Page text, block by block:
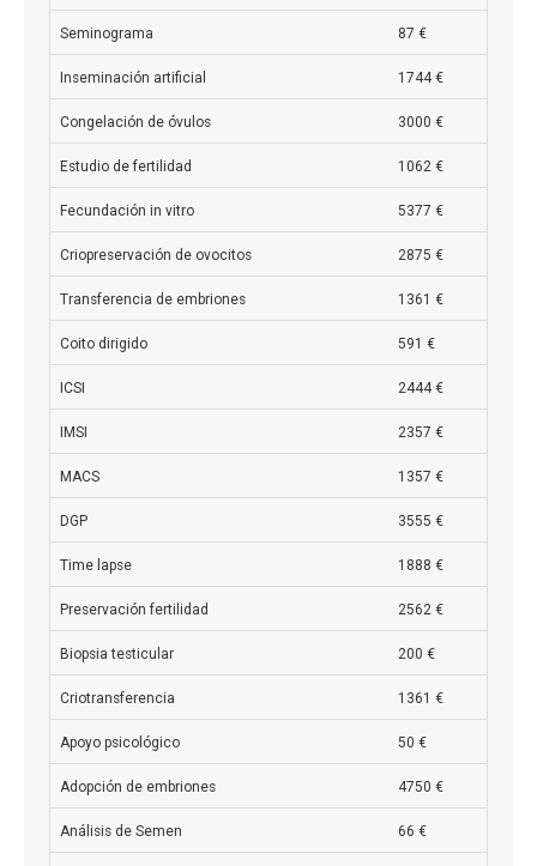
Seminograma 87 €
Inseminación artificial 1744 €
Congelación de óvulos 3000 €
Estudio de fertilidad 1062 €
Fecundación in vitro 5377 €
Criopreservación de ovocitos 2875 €
Transferencia de embriones 1361 €
Coito dirigido 591 €
ICSI 2444 €
IMSI 2357 €
MACS 1357 €
DGP 3555 €
Time lapse 1888 €
Preservación fertilidad 2562 €
Biopsia testicular 200 €
Criotransferencia 1361 €
Apoyo psicológico 50 €
Adopción de embriones 4750 €
Análisis de Semen 66 €